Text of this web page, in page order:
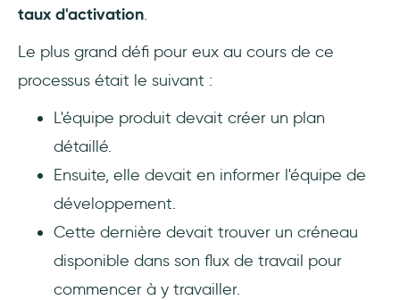
taux d'activation.
Le plus grand défi pour eux au cours de ce
processus était le suivant :
L'équipe produit devait créer un plan
détaillé.
Ensuite, elle devait en informer l'équipe de
développement.
Cette dernière devait trouver un créneau
disponible dans son flux de travail pour
commencer à y travailler.